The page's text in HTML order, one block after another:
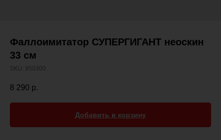
Фаллоимитатор СУПЕРГИГАНТ неоскин
33 см
SKU: 950300
8 290 р.
Добавить в корзину